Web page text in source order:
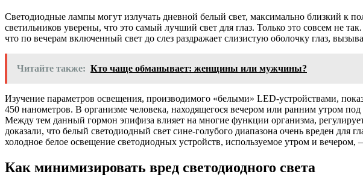
Светодиодные лампы могут излучать дневной белый свет, максимально близкий к
светильников уверены, что это самый лучший свет для глаз. Только это совсем не
что по вечерам включенный свет до слез раздражает слизистую оболочку глаз,
Читайте также: Кто чаще обманывает: женщины или мужчины?
Изучение параметров освещения, производимого «белыми» LED-устройствами,
450 нанометров. В организме человека, находящегося вечером или ранним утром под
Между тем данный гормон эпифиза влияет на многие функции организма,
доказали, что белый светодиодный свет сине-голубого диапазона очень вреден для
холодное белое освещение светодиодных устройств, используемое утром и вечером,
Как минимизировать вред светодиодного света